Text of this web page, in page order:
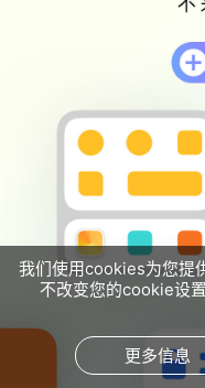
我们使用cookies为您提
不改变您的cookie设
更多信息